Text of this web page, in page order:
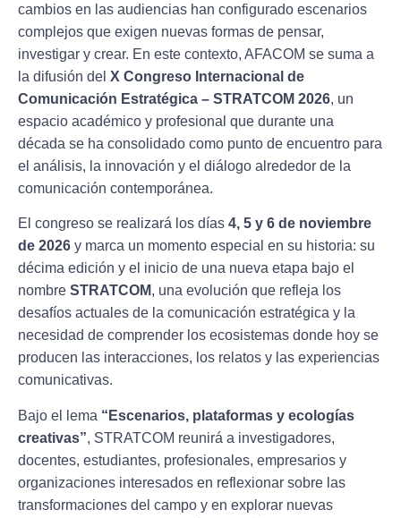
cambios en las audiencias han configurado escenarios
complejos que exigen nuevas formas de pensar,
investigar y crear. En este contexto, AFACOM se suma a
la difusión del X Congreso Internacional de
Comunicación Estratégica – STRATCOM 2026, un
espacio académico y profesional que durante una
década se ha consolidado como punto de encuentro para
el análisis, la innovación y el diálogo alrededor de la
comunicación contemporánea.
El congreso se realizará los días 4, 5 y 6 de noviembre
de 2026 y marca un momento especial en su historia: su
décima edición y el inicio de una nueva etapa bajo el
nombre STRATCOM, una evolución que refleja los
desafíos actuales de la comunicación estratégica y la
necesidad de comprender los ecosistemas donde hoy se
producen las interacciones, los relatos y las experiencias
comunicativas.
Bajo el lema “Escenarios, plataformas y ecologías
creativas”, STRATCOM reunirá a investigadores,
docentes, estudiantes, profesionales, empresarios y
organizaciones interesados en reflexionar sobre las
transformaciones del campo y en explorar nuevas